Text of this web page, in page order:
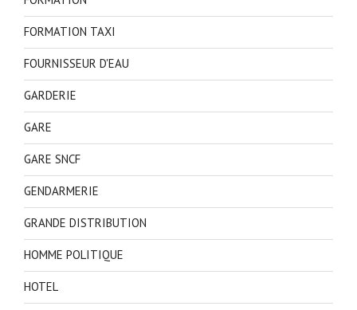
FORMATION TAXI
FOURNISSEUR D'EAU
GARDERIE
GARE
GARE SNCF
GENDARMERIE
GRANDE DISTRIBUTION
HOMME POLITIQUE
HOTEL